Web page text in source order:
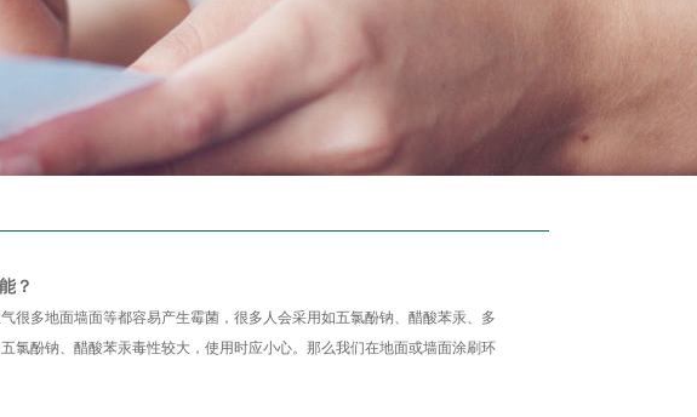
？
很多地面墙面等都容易产生霉菌，很多人会采用如五氯酚钠、醋酸苯汞、多
氯酚钠、醋酸苯汞毒性较大，使用时应小心。那么我们在地面或墙面涂刷环